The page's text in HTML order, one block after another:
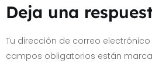
Deja una
Tu dirección de correo
campos obligatorios están